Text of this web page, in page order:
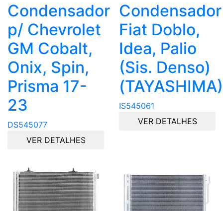
Condensador
p/ Chevrolet
GM Cobalt,
Onix, Spin,
Prisma 17-
23
DS545077
VER DETALHES
Condensador
Fiat Doblo,
Idea, Palio
(Sis. Denso)
(TAYASHIMA)
IS545061
VER DETALHES